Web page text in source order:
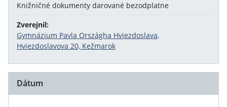
Knižničné dokumenty darované bezodplatne
Zverejnil:
Gymnázium Pavla Országha Hviezdoslava,
Hviezdoslavova 20, Kežmarok
Dátum